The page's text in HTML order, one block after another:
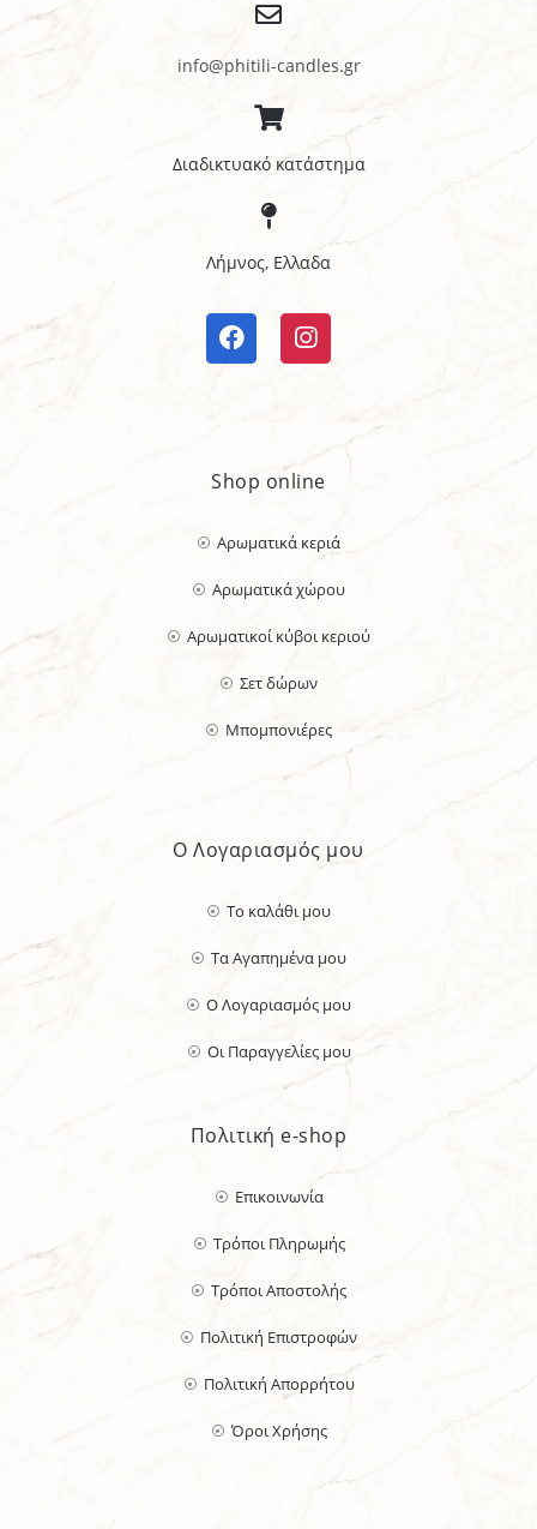
info@phitili-candles.gr
Διαδικτυακό κατάστημα
Λήμνος, Ελλαδα
Shop online
Αρωματικά κεριά
Αρωματικά χώρου
Αρωματικοί κύβοι κεριού
Σετ δώρων
Μπομπονιέρες
Ο Λογαριασμός μου
Το καλάθι μου
Τα Αγαπημένα μου
Ο Λογαριασμός μου
Οι Παραγγελίες μου
Πολιτική e-shop
Επικοινωνία
Τρόποι Πληρωμής
Τρόποι Αποστολής
Πολιτική Επιστροφών
Πολιτική Απορρήτου
Όροι Χρήσης